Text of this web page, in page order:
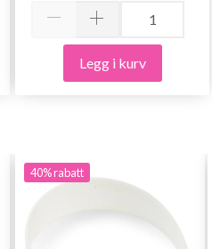
Legg i kurv
40%rabatt